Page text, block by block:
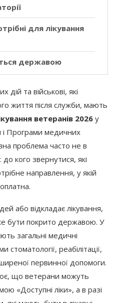
для лікування
державою
для ветерана у 2026
та військові, які
життя після служби, мають
ветеранів 2026 у
Програми медичних
проблема часто не в
кого звернутися, які
направлення, у якій
або відкладає лікування,
бути покрито державою. У
загальні медичні
стоматології, реабілітації,
первинної допомоги.
що ветерани можуть
«Доступні ліки», а в разі